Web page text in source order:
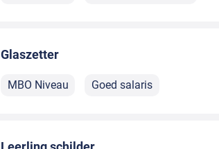
Glaszetter
MBO Niveau Goed salaris